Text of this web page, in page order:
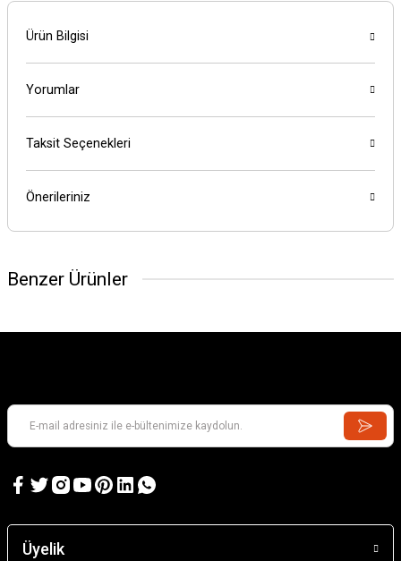
Ürün Bilgisi
Yorumlar
Taksit Seçenekleri
Önerileriniz
Benzer Ürünler
Üyelik